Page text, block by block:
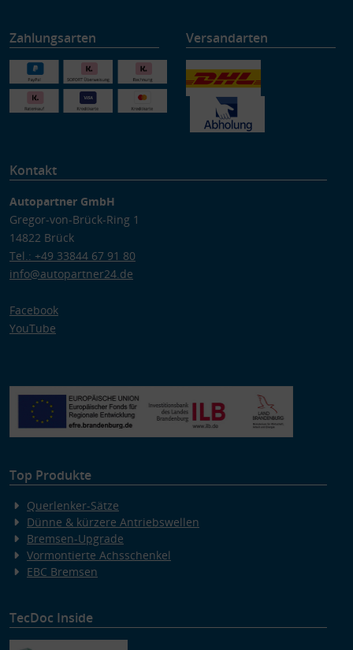
Zahlungsarten Versandarten
Kontakt
Autopartner GmbH
Gregor-von-Brück-Ring 1
14822 Brück
Tel.: +49 33844 67 91 80
info@autopartner24.de
Facebook
YouTube
Top Produkte
Querlenker-Sätze
Dünne & kürzere Antriebswellen
Bremsen-Upgrade
Vormontierte Achsschenkel
EBC Bremsen
TecDoc Inside